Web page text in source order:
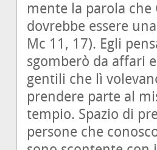
mente la parola
dovrebbe essere
Mc 11, 17). Egli
sgomberò da affari
gentili che lì
prendere parte al
tempio. Spazio di
persone che